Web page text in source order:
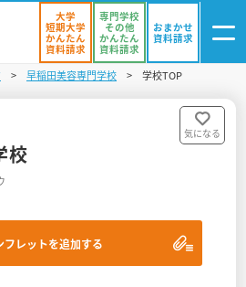
資料リスト
大学
短期大学
かんたん
資料請求
専門学校
その他
かんたん
資料請求
おまかせ
資料請求
早稲田美容専門学校 学校TOP
校
フレットを追加する
気になる